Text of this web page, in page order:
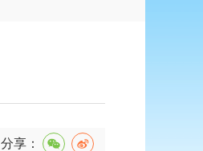
分享：